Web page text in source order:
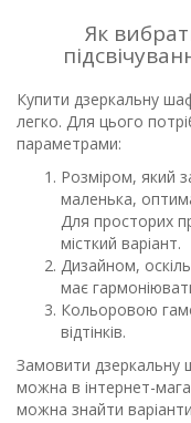
Як
Купити дзеркальну
легко. Для цього
параметрами:
Розміром, який
маленька,
Для просторих
місткий варіант.
Дизайном,
має
Кольоровою
відтінків.
Замовити дзеркальну
можна в інтернет-
можна знайти варіанти